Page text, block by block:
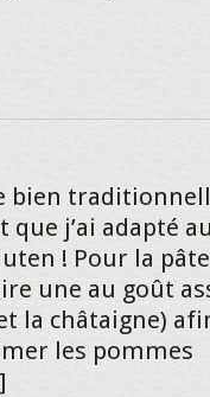
bien
que j’ai adapté
! Pour la
une au goût
la châtaigne)
les pommes